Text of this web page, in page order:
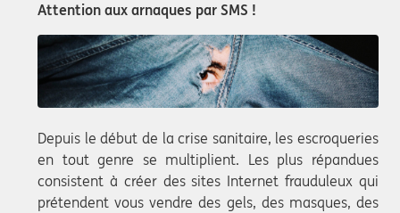
Attention aux arnaques par SMS !
Depuis le début de la crise sanitaire, les escroqueries
en tout genre se multiplient. Les plus répandues
consistent à créer des sites Internet frauduleux qui
prétendent vous vendre des gels, des masques, des